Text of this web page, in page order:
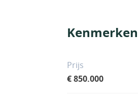
een
woonruimtes en
systeem, tv-
Kenmerken
Prijs
€ 850.000